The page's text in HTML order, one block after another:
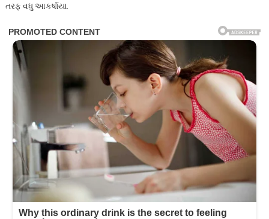
તરફ વધુ આકર્ષાયા.